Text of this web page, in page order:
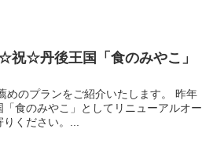
☆丹後王国「食のみやこ」
めのプランをご紹介いたします。 昨年
食のみやこ」としてリニューアルオー
ください。...